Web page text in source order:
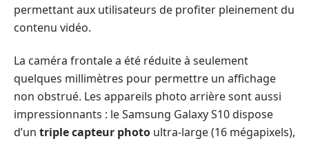
permettant aux utilisateurs de profiter pleinement du
contenu vidéo.
La caméra frontale a été réduite à seulement
quelques millimètres pour permettre un affichage
non obstrué. Les appareils photo arrière sont aussi
impressionnants : le Samsung Galaxy S10 dispose
d’un triple capteur photo ultra-large (16 mégapixels),